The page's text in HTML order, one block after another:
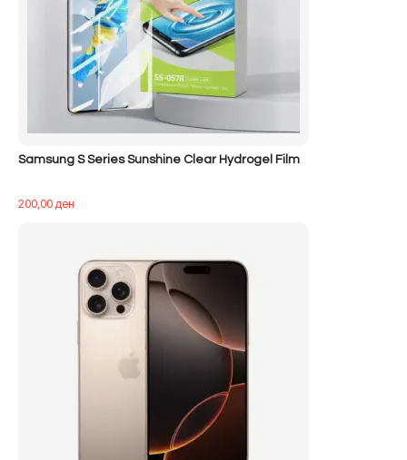
Samsung S Series Sunshine Clear Hydrogel Film
200,00ден